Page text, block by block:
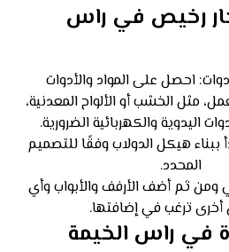
رخيص في راس
احصل على المواد والأدوات
مثل الخشب أو الألواح المعدنية،
اليدوية والكهربائية الضرورية.
ببناء هيكل الدولاب وفقًا للتصميم
المحدد.
ومن ثم أضف الأرفف والأبواب وأي
ترغب في إضافتها.
في راس الخيمة